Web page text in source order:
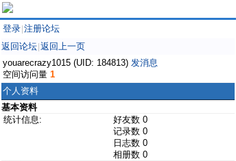
登录 注册论坛
返回论坛 返回上一页
youarecrazy1015 (UID: 184813) 发消息
空间访问量 1
个人资料
基本资料
统计信息:
好友数 0
记录数 0
日志数 0
相册数 0